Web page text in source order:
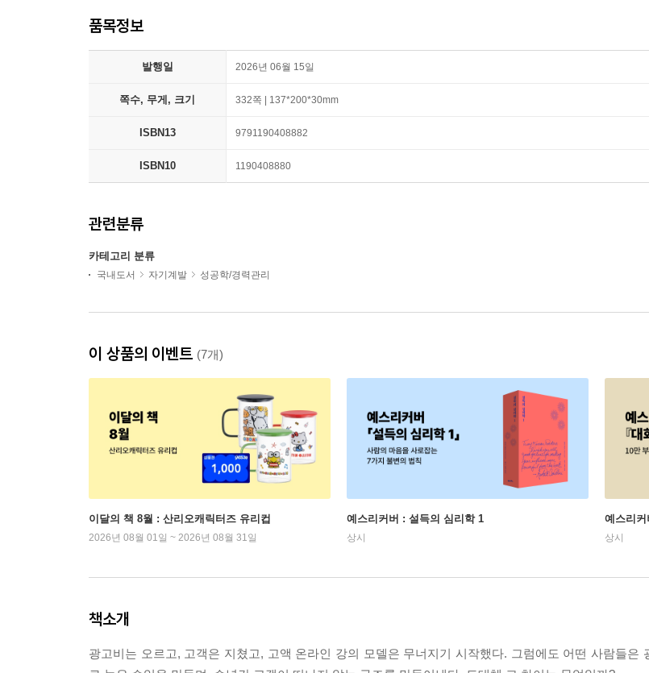
품목정보
발행일 2026년 06월 15일
쪽수, 무게, 크기 332쪽 | 137*200*30mm
ISBN13 9791190408882
ISBN10 1190408880
관련분류
카테고리 분류
국내도서 자기계발 성공학/경력관리
이 상품의 이벤트 (7개)
이달의 책 8월 : 산리오캐릭터즈 유리컵
2026년 08월 01일 ~ 2026년 08월 31일
예스리커버 : 설득의 심리학 1
상시
예스리커
상시
책소개
광고비는 오르고, 고객은 지쳤고, 고액 온라인 강의 모델은 무너지기 시작했다. 그럼에도 어떤 사람들은